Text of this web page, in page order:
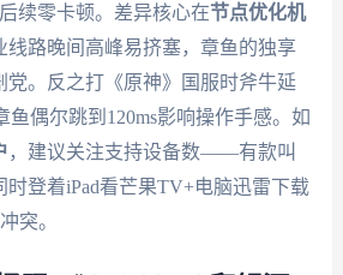
续零卡顿。差异核心在节点优化机
线路晚间高峰易挤塞，章鱼的独享
党。反之打《原神》国服时斧牛延
鱼偶尔跳到120ms影响操作手感。如
，建议关注支持设备数——有款叫
时登着iPad看芒果TV+电脑迅雷下载
突。